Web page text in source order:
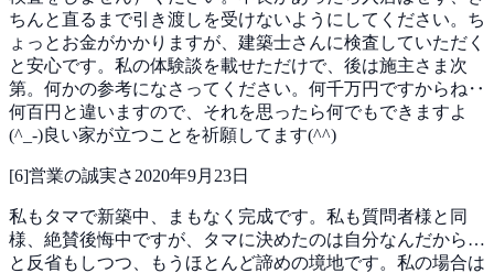
ちんと直るまで引き渡しを受けないようにしてください。ち
ょっとお金がかかりますが、建築士さんに検査していただく
と安心です。私の体験談を載せただけで、後は施主さま次
第。何かの参考になさってください。何千万円ですからね‥
何百円と違いますので、それを思ったら何でもできますよ
(^_-)良い家が立つことを祈願してます(^^)
[6]営業の誠実さ 2020年9月23日
私もタマで新築中、まもなく完成です。私も質問者様と同
様、絶賛後悔中ですが、タマに決めたのは自分なんだから…
と反省もしつつ、もうほとんど諦めの境地です。私の場合は